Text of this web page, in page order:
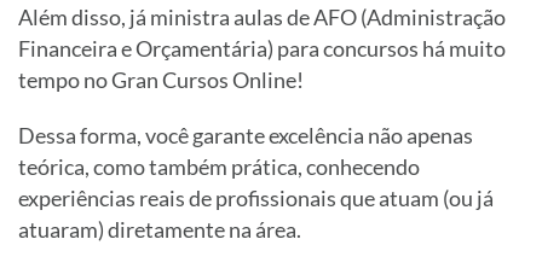
Além disso, já ministra aulas de AFO (Administração
Financeira e Orçamentária) para concursos há muito
tempo no Gran Cursos Online!
Dessa forma, você garante excelência não apenas
teórica, como também prática, conhecendo
experiências reais de profissionais que atuam (ou já
atuaram) diretamente na área.